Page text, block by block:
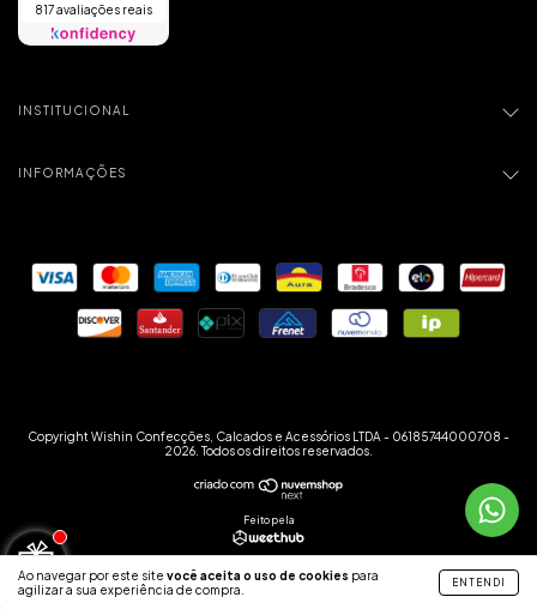
Ao navegar por este site você aceita o uso de cookies para
agilizar a sua experiência de compra.
ENTENDI
817 avaliações reais
INSTITUCIONAL
INFORMAÇÕES
Copyright Wishin Confecções, Calcados e Acessórios LTDA - 06185744000708 -
2026. Todos os direitos reservados.
Feito pela